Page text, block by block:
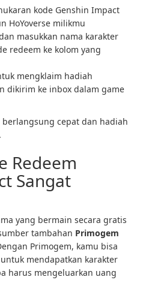
kode Genshin Impact
HoYoverse milikmu
masukkan nama karakter
redeem ke kolom yang
mengklaim hadiah
dikirim ke inbox dalam game
berlangsung cepat dan hadiah
Redeem
Sangat
yang bermain secara gratis
tambahan Primogem
Primogem, kamu bisa
untuk mendapatkan karakter
harus mengeluarkan uang